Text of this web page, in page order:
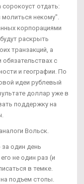
сорокоуст отдать:
молиться некому".
корпорациями
раскрыть
транзакций, а
с
и географии. По
идеи рублевый
доллар уже в
поддержку на
Вольск.
один день
не один раз (и
в темке.
на подъем стопы.